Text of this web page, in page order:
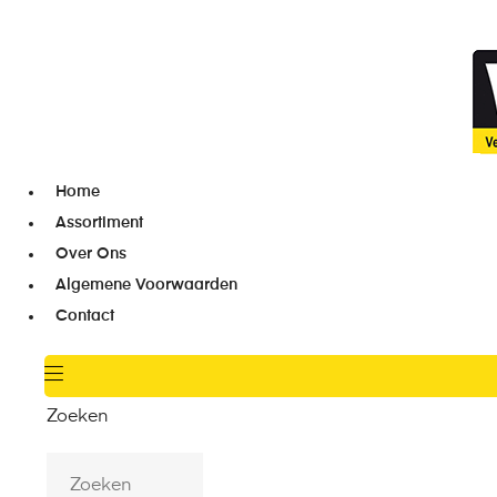
Home
Assortiment
Over Ons
Algemene Voorwaarden
Contact
Zoeken